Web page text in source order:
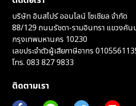
บริษัท อินสไปร์ ออนไลน์ โซเชียล จำกัด
88/129 ถนนรัชดา-รามอินทรา แขวงคัน
กรุงเทพมหานคร 10230
เลขประจำตัวผู้เสียภาษีอากร
โทร. 083 827 9833
ติดตามเรา